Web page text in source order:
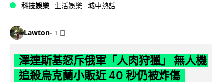
科技娛樂 生活娛樂 城中熱話
Lawton 1 日
澤連斯基怒斥俄軍「人肉狩獵」 無人機
追殺烏克蘭小販近 40 秒仍被炸傷